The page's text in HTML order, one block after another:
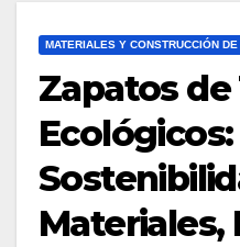
MATERIALES Y CONSTRUCCIÓN
Zapatos de
Ecológicos: